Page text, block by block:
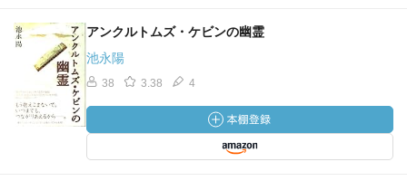
アンクルトムズ・ケビンの幽霊
池永陽
38 3.38 4